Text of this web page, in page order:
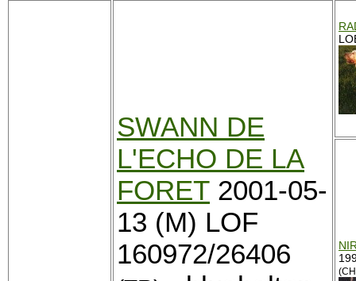
SWANN DE
L'ECHO DE LA
FORET 2001-05-
13 (M) LOF
160972/26406